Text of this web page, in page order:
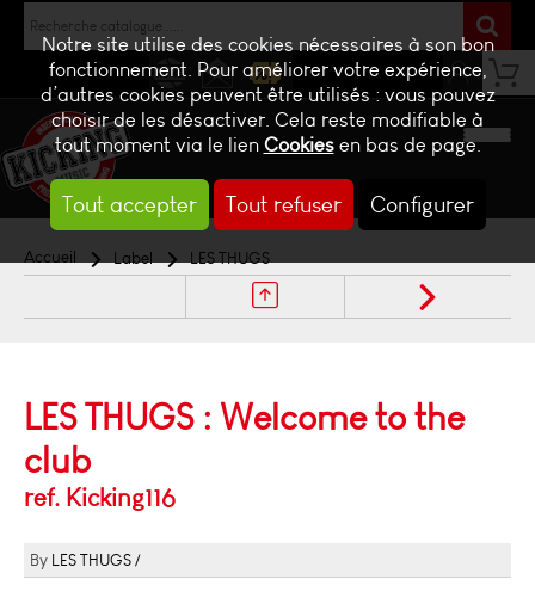
Notre site utilise des cookies nécessaires à son bon
fonctionnement. Pour améliorer votre expérience,
d’autres cookies peuvent être utilisés : vous pouvez
choisir de les désactiver. Cela reste modifiable à
tout moment via le lienCookiesen bas de page.
Tout accepter Tout refuser Configurer
NEWS CONTACTBILLETTERIE
Accueil Label LES THUGS
LES THUGS : Welcome to the
club
ref. Kicking116
LES THUGS